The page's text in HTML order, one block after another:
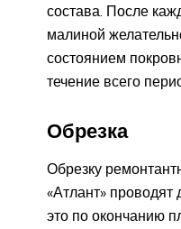
состава. После
малиной
состоянием
течение всего
Обрезка
Обрезку
«Атлант» проводят
это по окончанию